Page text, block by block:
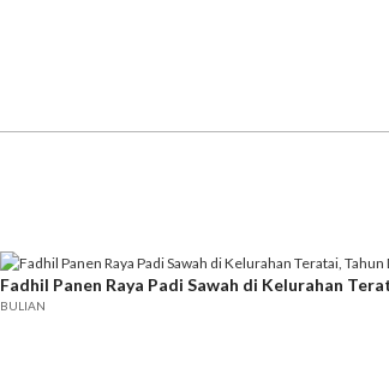
Fadhil Panen Raya Padi Sawah di Kelurahan
BULIAN